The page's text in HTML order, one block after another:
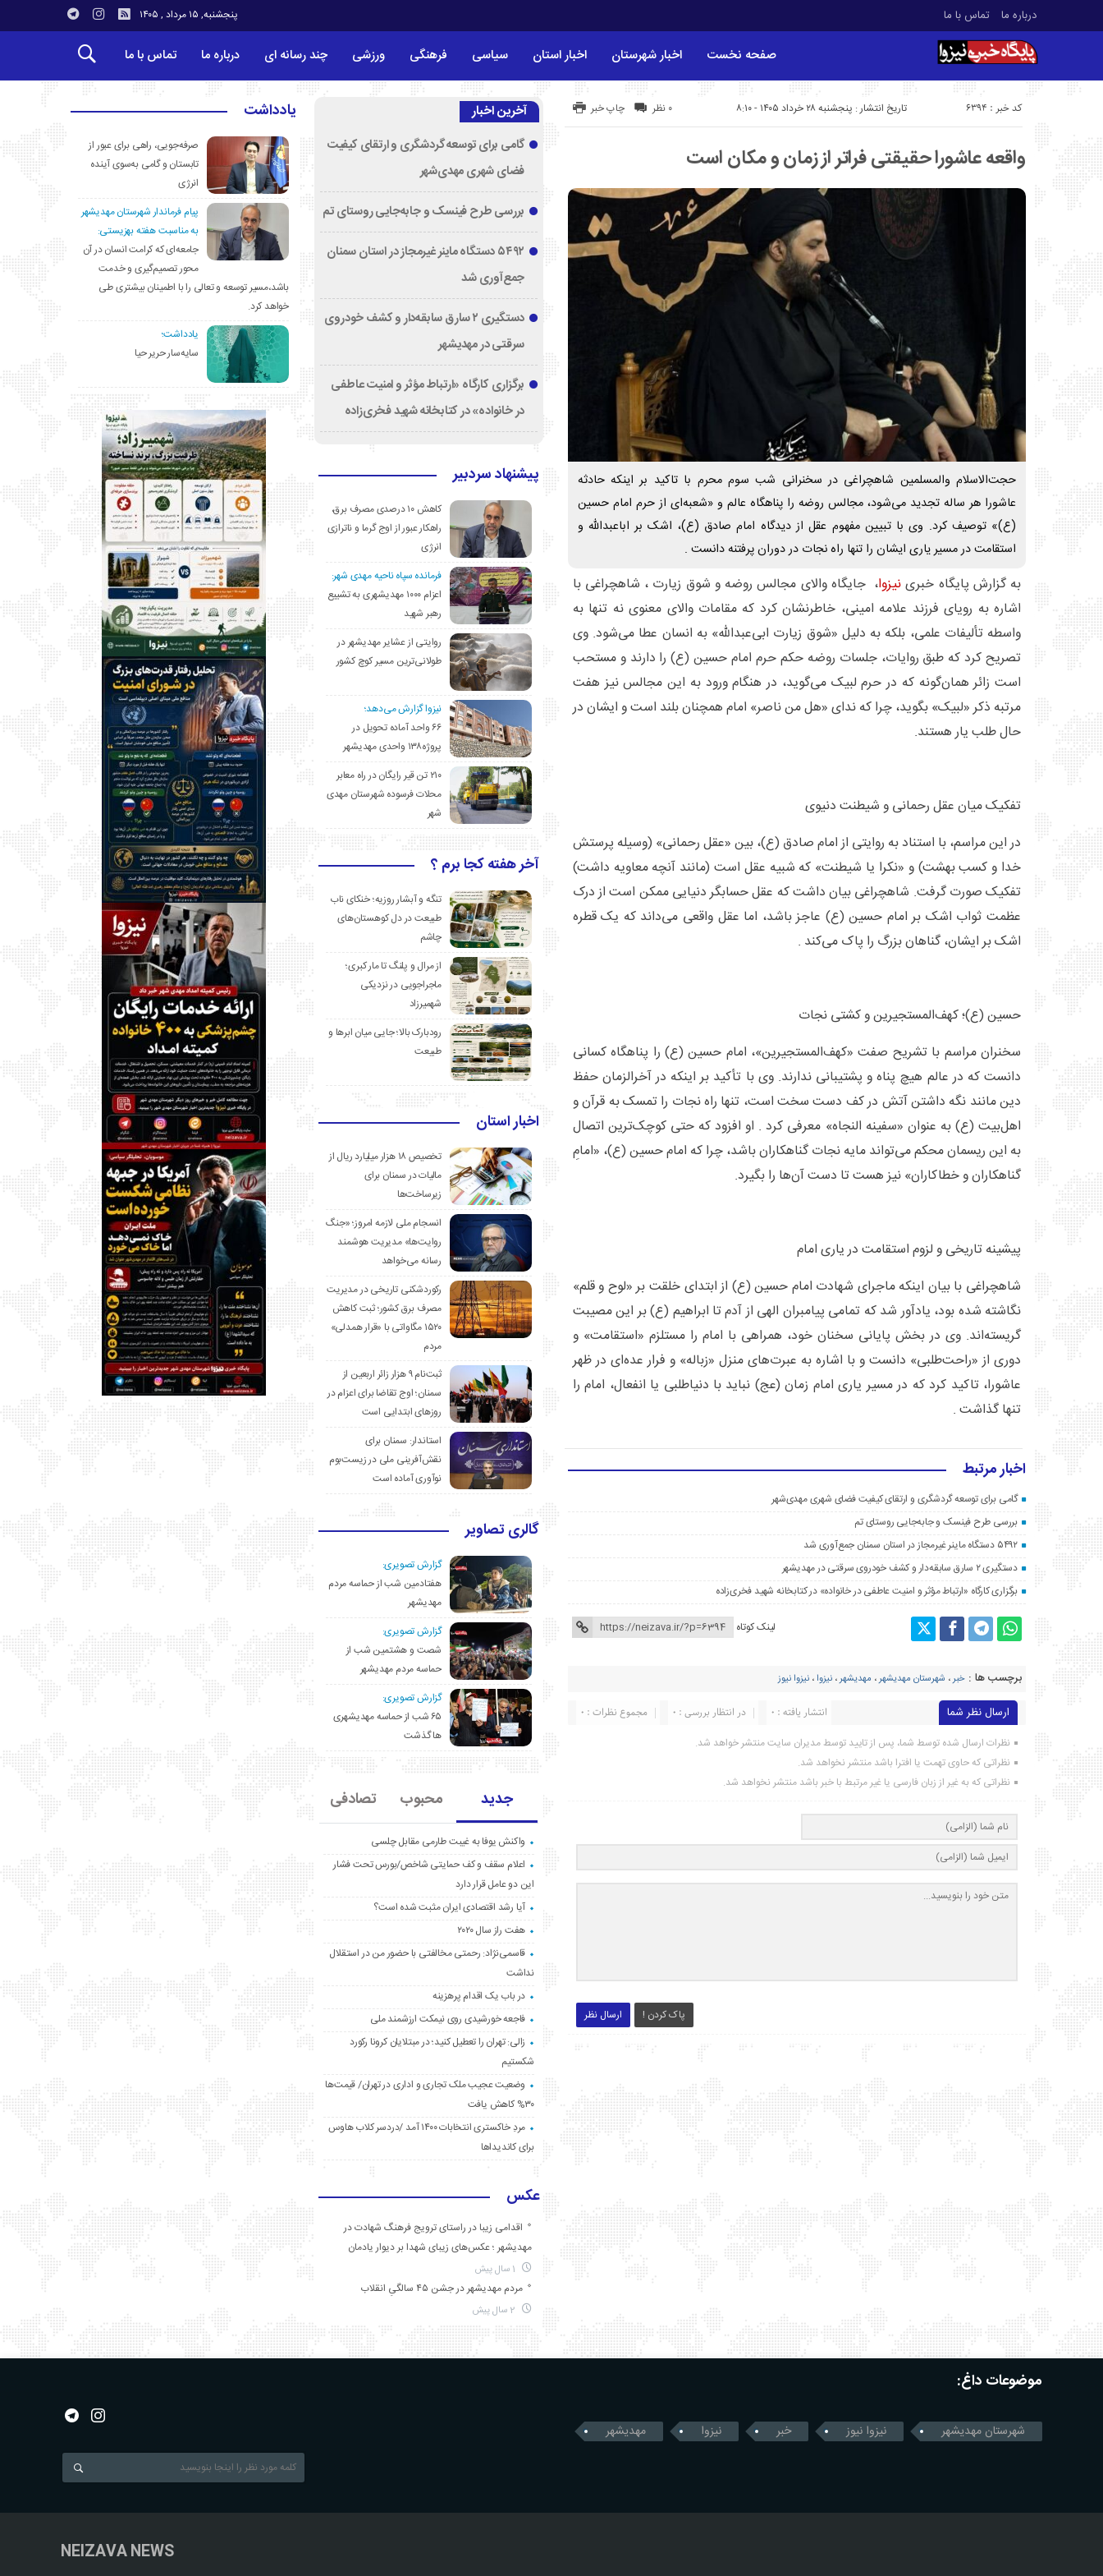
درباره ما تماس با ما پنجشنبه, ۱۵ مرداد , ۱۴۰۵
صفحه نخست اخبار شهرستان اخبار استان سیاسی فرهنگی ورزشی چند رسانه ای درباره ما تماس با ما
تاریخ انتشار : پنجشنبه ۲۸ خرداد ۱۴۰۵ - ۸:۱۰ کد خبر : 6394 چاپ خبر ۰ نظر
واقعه عاشورا حقیقتی فراتر از زمان و مکان است
حجت‌الاسلام والمسلمین شاهچراغی در سخنرانی شب سوم محرم با تاکید بر اینکه حادثه
عاشورا هر ساله تجدید می‌شود، مجالس روضه را پناهگاه عالم و «شعبه‌ای از حرم امام حسین
(ع)» توصیف کرد. وی با تبیین مفهوم عقل از دیدگاه امام صادق (ع)، اشک بر اباعبدالله و
استقامت در مسیر یاری ایشان را تنها راه نجات در دوران پرفتنه دانست .
به گزارش پایگاه خبرینیزوا، جایگاه والای مجالس روضه و شوق زیارت ، شاهچراغی با
اشاره به رویای فرزند علامه امینی، خاطرنشان کرد که مقامات والای معنوی نه تنها به
واسطه تألیفات علمی، بلکه به دلیل «شوق زیارت ابی‌عبدالله» به انسان عطا می‌شود. وی
تصریح کرد که طبق روایات، جلسات روضه حکم حرم امام حسین (ع) را دارند و مستحب
است زائر همان‌گونه که در حرم لبیک می‌گوید، در هنگام ورود به این مجالس نیز هفت
مرتبه ذکر «لبیک» بگوید، چرا که ندای «هل من ناصر» امام همچنان بلند است و ایشان در
حال طلب یار هستند.
تفکیک میان عقل رحمانی و شیطنت دنیوی
در این مراسم، با استناد به روایتی از امام صادق (ع)، بین «عقل رحمانی» (وسیله پرستش
خدا و کسب بهشت) و «نکرا یا شیطنت» که شبیه عقل است (مانند آنچه معاویه داشت)
تفکیک صورت گرفت. شاهچراغی بیان داشت که عقل حسابگر دنیایی ممکن است از درک
عظمت ثواب اشک بر امام حسین (ع) عاجز باشد، اما عقل واقعی می‌داند که یک قطره
اشک بر ایشان، گناهان بزرگ را پاک می‌کند .
حسین (ع)؛ کهف‌المستجیرین و کشتی نجات
سخنران مراسم با تشریح صفت «کهف‌المستجیرین»، امام حسین (ع) را پناهگاه کسانی
دانست که در عالم هیچ پناه و پشتیبانی ندارند. وی با تأکید بر اینکه در آخرالزمان حفظ
دین مانند نگه داشتن آتش در کف دست سخت است، تنها راه نجات را تمسک به قرآن و
اهل‌بیت (ع) به عنوان «سفینه النجاه» معرفی کرد . او افزود که حتی کوچک‌ترین اتصال
به این ریسمان محکم می‌تواند مایه نجات گناهکاران باشد، چرا که امام حسین (ع)، «امامِ
گناهکاران و خطاکاران» نیز هست تا دست آن‌ها را بگیرد.
پیشینه تاریخی و لزوم استقامت در یاری امام
شاهچراغی با بیان اینکه ماجرای شهادت امام حسین (ع) از ابتدای خلقت بر «لوح و قلم»
نگاشته شده بود، یادآور شد که تمامی پیامبران الهی از آدم تا ابراهیم (ع) بر این مصیبت
گریسته‌اند. وی در بخش پایانی سخنان خود، همراهی با امام را مستلزم «استقامت» و
دوری از «راحت‌طلبی» دانست و با اشاره به عبرت‌های منزل «زباله» و فرار عده‌ای در ظهر
عاشورا، تاکید کرد که در مسیر یاری امام زمان (عج) نباید با دنیاطلبی یا انفعال، امام را
تنها گذاشت .
اخبار مرتبط
گامی برای توسعه گردشگری و ارتقای کیفیت فضای شهری مهدی‌شهر
بررسی طرح فینسک و جابه‌جایی روستای تم
۵۴۹۲ دستگاه ماینر غیرمجاز در استان سمنان جمع‌آوری شد
دستگیری ۲ سارق سابقه‌دار و کشف خودروی سرقتی در مهدیشهر
برگزاری کارگاه «ارتباط مؤثر و امنیت عاطفی در خانواده» در کتابخانه شهید فخری‌زاده
لینک کوتاه
برچسب ها : خبر، شهرستان مهدیشهر، مهدیشهر،نیزوا ،نیزوا نیوز
ارسال نظر شما مجموع نظرات : 0 در انتظار بررسی : 0 انتشار یافته : ۰
نظرات ارسال شده توسط شما، پس از تایید توسط مدیران سایت منتشر خواهد شد.
نظراتی که حاوی تهمت یا افترا باشد منتشر نخواهد شد.
نظراتی که به غیر از زبان فارسی یا غیر مرتبط با خبر باشد منتشر نخواهد شد.
ارسال نظر پاک کردن !
آخرین اخبار
گامی برای توسعه گردشگری و ارتقای کیفیت
فضای شهری مهدی‌شهر
بررسی طرح فینسک و جابه‌جایی روستای تم
۵۴۹۲ دستگاه ماینر غیرمجاز در استان سمنان
جمع‌آوری شد
دستگیری ۲ سارق سابقه‌دار و کشف خودروی
سرقتی در مهدیشهر
برگزاری کارگاه «ارتباط مؤثر و امنیت عاطفی
در خانواده» در کتابخانه شهید فخری‌زاده
پیشنهاد سردبیر
کاهش ۱۰ درصدی مصرف برق،
راهکار عبور از اوج گرما و ناترازی
انرژی
فرمانده سپاه ناحیه مهدی شهر:
اعزام ۱۰۰۰ مهدیشهری به تشییع
رهبر شهید
روایتی از عشایر مهدیشهر در
طولانی‌ترین مسیر کوچ کشور
نیزوا گزارش می‌دهد؛
۶۶ واحد آماده تحویل در
پروژه۱۳۸ واحدی مهدیشهر
۲۱۰ تن قیر رایگان در راه معابر
محلات فرسوده شهرستان مهدی
شهر
آخر هفته کجا برم ؟
تنگه و آبشار روزیه؛ خنکای ناب
طبیعت در دل کوهستان‌های
چاشم
از مرال و پلنگ تا مار کبری؛
ماجراجویی در نزدیکی
شهمیرزاد
رودبارک بالا؛ جایی میان ابرها و
طبیعت
اخبار استان
تخصیص ۱۸ هزار میلیارد ریال از
مالیات در سمنان برای
زیرساخت‌ها
انسجام ملی لازمه امروز؛ «جنگ
روایت‌ها» مدیریت هوشمند
رسانه می‌خواهد
رکوردشکنی تاریخی در مدیریت
مصرف برق کشور؛ ثبت کاهش
۱۵۲۰ مگاواتی با «قرار همدلی»
مردم
ثبت‌نام ۹ هزار زائر اربعین از
سمنان؛ اوج تقاضا برای اعزام در
روزهای ابتدایی است
استاندار: سمنان برای
نقش‌آفرینی ملی در زیست‌بوم
نوآوری آماده است
گالری تصاویر
گزارش تصویری:
هفتادمین شب از حماسه مردم
مهدیشهر
گزارش تصویری:
شصت و هشتمین شب از
حماسه مردم مهدیشهر
گزارش تصویری:
۶۵ شب از حماسه مهدیشهری
ها گذشت
جدید محبوب تصادفی
واکنش یوفا به غیبت طارمی مقابل چلسی
اعلام سقف و کف حمایتی شاخص/بورس تحت فشار
این دو عامل قرار دارد
آیا رشد اقتصادی ایران مثبت شده است؟
هفت راز سال ۲۰۲۰
قاسمی‌نژاد: رحمتی مخالفتی با حضور من در استقلال
نداشت
در باب یک اقدام پرهزینه
فاجعه خورشیدی روی نیمکت ارزشمند ملی
زالی: تهران را تعطیل کنید؛ در مبتلایان کرونا رکورد
شکستیم
وضعیت عجیب ملک تجاری و اداری در تهران/ قیمت‌ها
۳۰% کاهش یافت
مردِ خاکستری انتخابات ۱۴۰۰ آمد /دردسر کلاب هاوس
برای کاندیداها
عکس
اقدامی زیبا در راستای ترویج فرهنگ شهادت در
مهدیشهر ؛ عکس‌های زیبای شهدا بر دیوار یادمان
مردم مهدیشهر در جشن ۴۵ سالگیِ انقلاب
یادداشت
صرفه‌جویی، راهی برای عبور از
تابستان و گامی به‌سوی آینده
انرژی
پیام فرماندار شهرستان مهدیشهر
به مناسبت هفته بهزیستی:
جامعه‌ای که کرامت انسان در آن
محور تصمیم‌گیری و خدمت
باشد،مسیر توسعه و تعالی را با اطمینان بیشتری طی
خواهد کرد.
یادداشت؛
سایه‌سار حریر حیا
موضوعات داغ:
شهرستان مهدیشهر نیزوا نیوز خبر نیزوا مهدیشهر
NEIZAVA NEWS